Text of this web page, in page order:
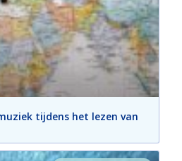
tijdens het lezen van